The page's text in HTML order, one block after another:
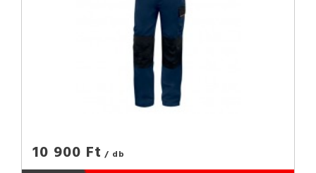
10 900 Ft / db